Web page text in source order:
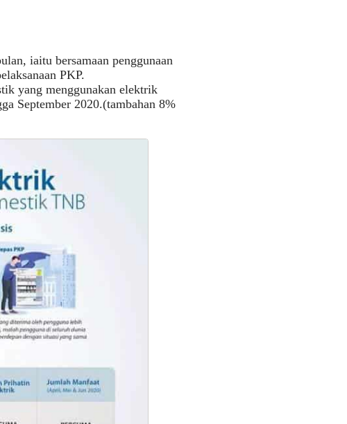
iaitu bersamaan penggunaan
PKP.
yang menggunakan elektrik
September 2020.(tambahan 8%